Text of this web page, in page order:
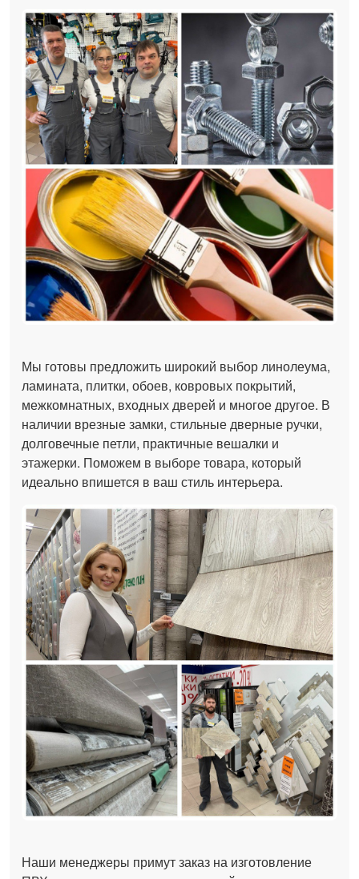
Мы готовы предложить широкий выбор линолеума,
ламината, плитки, обоев, ковровых покрытий,
межкомнатных, входных дверей и многое другое. В
наличии врезные замки, стильные дверные ручки,
долговечные петли, практичные вешалки и
этажерки. Поможем в выборе товара, который
идеально впишется в ваш стиль интерьера.
Наши менеджеры примут заказ на изготовление